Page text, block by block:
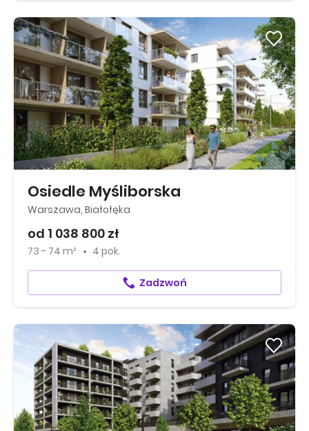
Osiedle Myśliborska
Warszawa, Białołęka
od 1 038 800 zł
73 - 74 m² 4 pok.
Zadzwoń